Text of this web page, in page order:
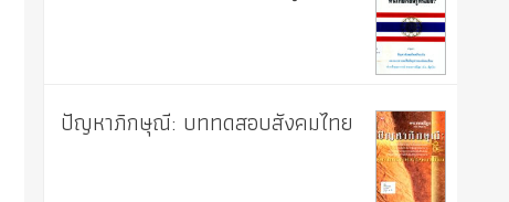
ปัญหาภิกษุณี: บททดสอบสังคมไทย